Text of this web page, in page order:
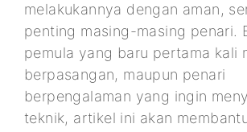
melakukannya dengan aman,
penting masing-masing penari.
pemula yang baru pertama kali
berpasangan, maupun penari
berpengalaman yang ingin
teknik, artikel ini akan